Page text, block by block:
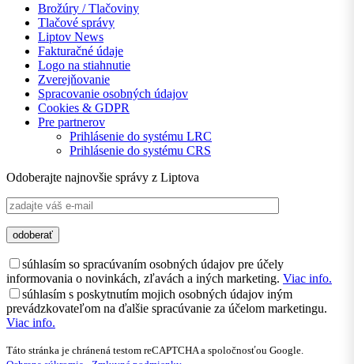
Brožúry / Tlačoviny
Tlačové správy
Liptov News
Fakturačné údaje
Logo na stiahnutie
Zverejňovanie
Spracovanie osobných údajov
Cookies & GDPR
Pre partnerov
Prihlásenie do systému LRC
Prihlásenie do systému CRS
Odoberajte najnovšie správy z Liptova
súhlasím so spracúvaním osobných údajov pre účely
informovania o novinkách, zľavách a iných marketing. Viac info.
súhlasím s poskytnutím mojich osobných údajov iným
prevádzkovateľom na ďalšie spracúvanie za účelom marketingu.
Viac info.
Táto stránka je chránená testom reCAPTCHA a spoločnosťou Google.